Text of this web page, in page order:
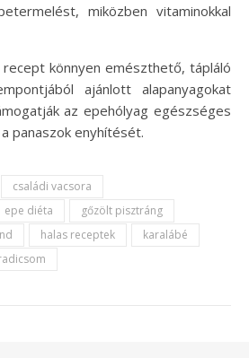
miközben vitaminokkal
könnyen emészthető, tápláló
ajánlott alapanyagokat
az epehólyag egészséges
panaszok enyhítését.
családi vacsora
epe diéta
gőzölt pisztráng
halas receptek
karalábé